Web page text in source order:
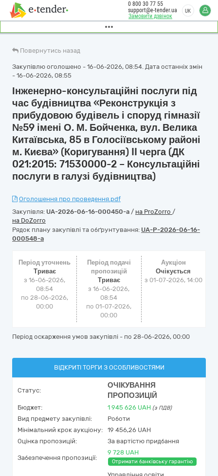
Замовити дзвінок
0 800 30 77 55
support@e-tender.ua
UK
Повернутись назад
Закупівлю оголошено - 16-06-2026, 08:54. Дата останніх змін
- 16-06-2026, 08:55
Інженерно-консультаційні послуги під
час будівництва «Реконструкція з
прибудовою будівель і споруд гімназії
№59 імені О. М. Бойченка, вул. Велика
Китаївська, 85 в Голосіївському районі
м. Києва» (Коригування) II черга (ДК
021:2015: 71530000-2 – Консультаційні
послуги в галузі будівництва)
Оголошення про проведення.pdf
Закупівля: UA-2026-06-16-000450-a / на ProZorro /
на DoZorro
Рядок плану закупівлі та обґрунтування: UA-P-2026-06-16-
000548-a
Період уточнень
Триває
з 16-06-2026,
08:54
по 28-06-2026,
00:00
Період подачі
пропозицій
Триває
з 16-06-2026,
08:54
по 01-07-2026,
00:00
Аукціон
Очікується
з 01-07-2026, 14:00
Період оскарження умов закупівлі - по 28-06-2026, 00:00
ВІДКРИТІ ТОРГИ З ОСОБЛИВОСТЯМИ
Статус:
ОЧІКУВАННЯ
ПРОПОЗИЦІЙ
Бюджет: 1 945 626 UAH (з ПДВ)
Вид предмету закупівлі:
Роботи
Мінімальний крок аукціону:
19 456,26 UAH
Оцінка пропозицій:
За вартістю придбання
Забезпечення пропозиції:
9 728 UAH
Отримати банківську гарантію